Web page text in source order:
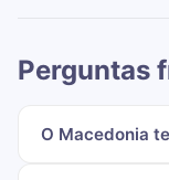
Perguntas
O Macedonia